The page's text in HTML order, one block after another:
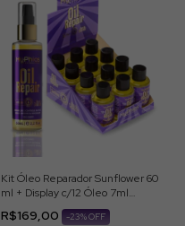
Kit Óleo Reparador Sunflower 60
ml + Display c/12 Óleo 7ml
R$169,00 -23% OFF